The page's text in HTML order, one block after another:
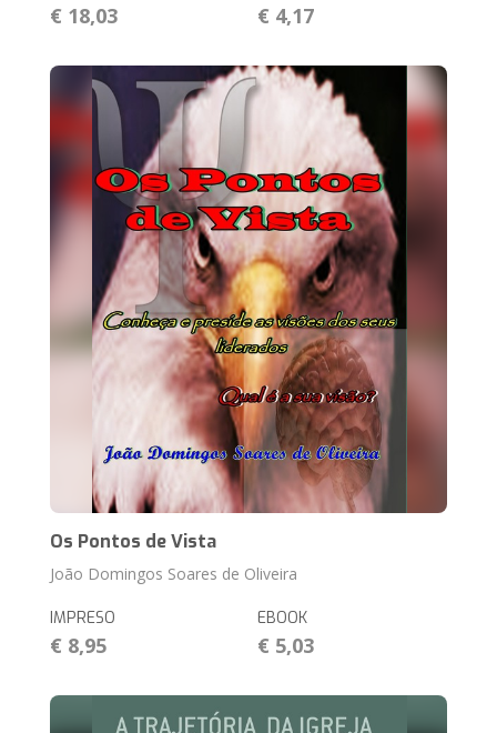
€ 18,03 € 4,17
Os Pontos de Vista
João Domingos Soares de Oliveira
IMPRESO
€ 8,95
EBOOK
€ 5,03